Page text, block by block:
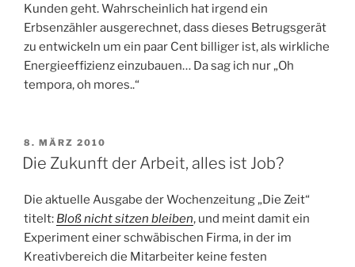
Kunden geht. Wahrscheinlich hat irgend ein
Erbsenzähler ausgerechnet, dass dieses Betrugsgerät
zu entwickeln um ein paar Cent billiger ist, als wirkliche
Energieeffizienz einzubauen… Da sag ich nur „Oh
tempora, oh mores..“
VERÖFFENTLICHT
AM
8. MÄRZ 2010
Die Zukunft der Arbeit, alles ist Job?
Die aktuelle Ausgabe der Wochenzeitung „Die Zeit“
titelt: Bloß nicht sitzen bleiben, und meint damit ein
Experiment einer schwäbischen Firma, in der im
Kreativbereich die Mitarbeiter keine festen